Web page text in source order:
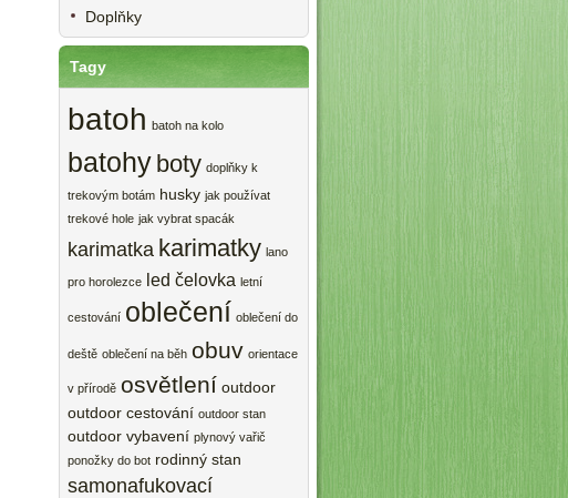
Doplňky
Tagy
batoh batoh na kolo
batohy boty doplňky k
trekovým botám husky jak používat
trekové hole jak vybrat spacák
karimatka karimatky lano
pro horolezce led čelovka letní
cestování oblečení oblečení do
deště oblečení na běh obuv orientace
v přírodě osvětlení outdoor
outdoor cestování outdoor stan
outdoor vybavení plynový vařič
ponožky do bot rodinný stan
samonafukovací